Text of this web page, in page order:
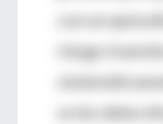
con un
riesgo
se les debe